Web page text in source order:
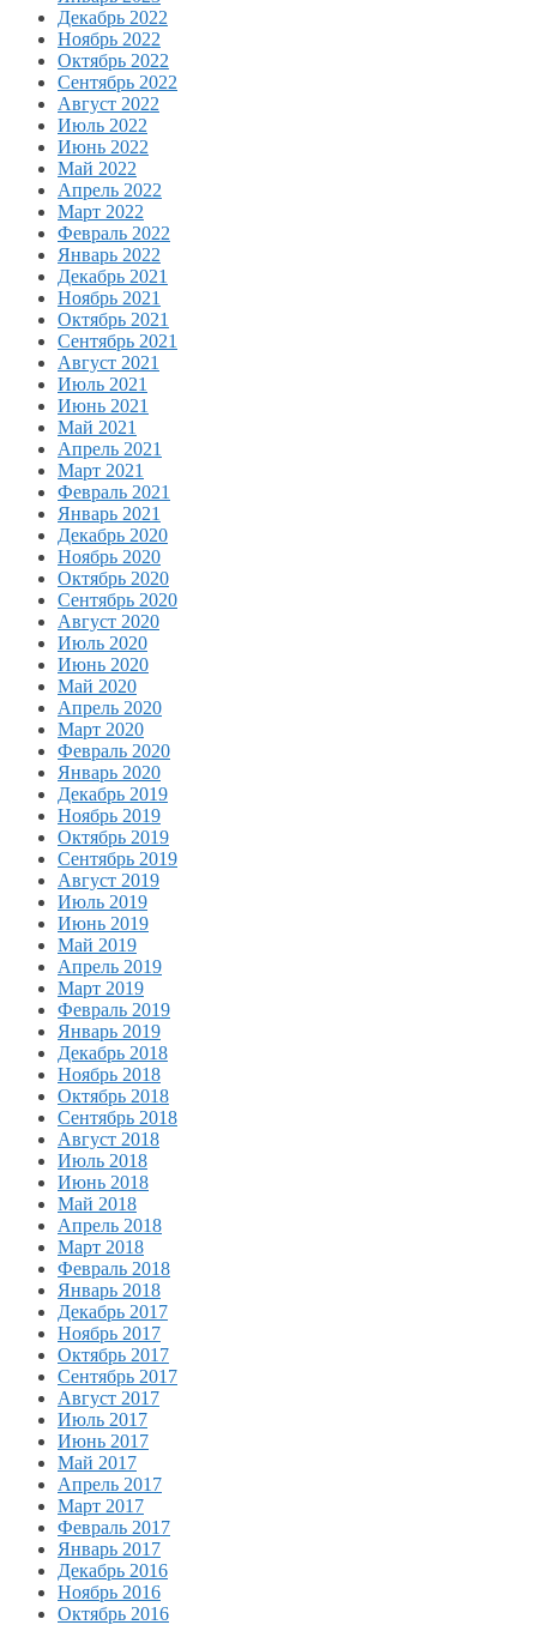
Декабрь 2022
Ноябрь 2022
Октябрь 2022
Сентябрь 2022
Август 2022
Июль 2022
Июнь 2022
Май 2022
Апрель 2022
Март 2022
Февраль 2022
Январь 2022
Декабрь 2021
Ноябрь 2021
Октябрь 2021
Сентябрь 2021
Август 2021
Июль 2021
Июнь 2021
Май 2021
Апрель 2021
Март 2021
Февраль 2021
Январь 2021
Декабрь 2020
Ноябрь 2020
Октябрь 2020
Сентябрь 2020
Август 2020
Июль 2020
Июнь 2020
Май 2020
Апрель 2020
Март 2020
Февраль 2020
Январь 2020
Декабрь 2019
Ноябрь 2019
Октябрь 2019
Сентябрь 2019
Август 2019
Июль 2019
Июнь 2019
Май 2019
Апрель 2019
Март 2019
Февраль 2019
Январь 2019
Декабрь 2018
Ноябрь 2018
Октябрь 2018
Сентябрь 2018
Август 2018
Июль 2018
Июнь 2018
Май 2018
Апрель 2018
Март 2018
Февраль 2018
Январь 2018
Декабрь 2017
Ноябрь 2017
Октябрь 2017
Сентябрь 2017
Август 2017
Июль 2017
Июнь 2017
Май 2017
Апрель 2017
Март 2017
Февраль 2017
Январь 2017
Декабрь 2016
Ноябрь 2016
Октябрь 2016